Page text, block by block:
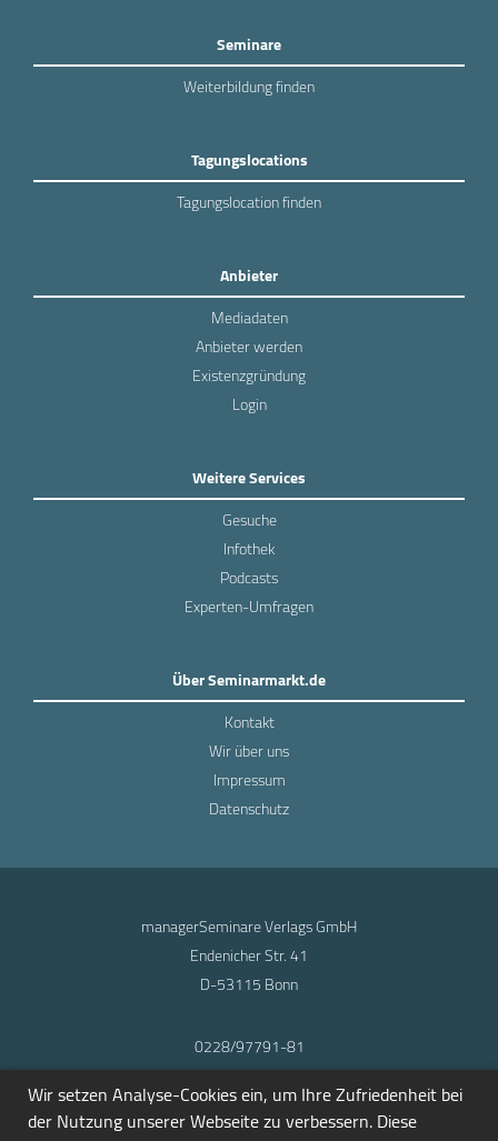
Seminare
Weiterbildung finden
Tagungslocations
Tagungslocation finden
Anbieter
Mediadaten
Anbieter werden
Existenzgründung
Login
Weitere Services
Gesuche
Infothek
Podcasts
Experten-Umfragen
Über Seminarmarkt.de
Kontakt
Wir über uns
Impressum
Datenschutz
managerSeminare Verlags GmbH
Endenicher Str. 41
D-53115 Bonn
0228/97791-81
info@seminarmarkt.de
© 2001-2026
Wir setzen Analyse-Cookies ein, um Ihre Zufriedenheit bei
der Nutzung unserer Webseite zu verbessern. Diese